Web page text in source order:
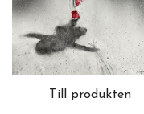
Till produkten